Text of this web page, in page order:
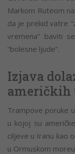
Markom Ruteom
da je prekid vatre
vremena” baviti
“bolesne ljude”.
Izjava
američkih
Trampove poruke
u kojoj su
ciljeve u Iranu kao
u Ormuskom